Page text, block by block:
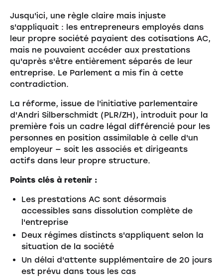
Jusqu'ici, une règle claire mais injuste
s'appliquait : les entrepreneurs employés dans
leur propre société payaient des cotisations AC,
mais ne pouvaient accéder aux prestations
qu'après s'être entièrement séparés de leur
entreprise. Le Parlement a mis fin à cette
contradiction.
La réforme, issue de l'initiative parlementaire
d'Andri Silberschmidt (PLR/ZH), introduit pour la
première fois un cadre légal différencié pour les
personnes en position assimilable à celle d'un
employeur — soit les associés et dirigeants
actifs dans leur propre structure.
Points clés à retenir :
Les prestations AC sont désormais
accessibles sans dissolution complète de
l'entreprise
Deux régimes distincts s'appliquent selon la
situation de la société
Un délai d'attente supplémentaire de 20 jours
est prévu dans tous les cas